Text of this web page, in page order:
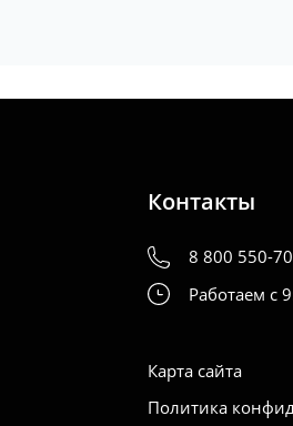
Контакты
8 800 550-
Работаем с
Карта сайта
Политика